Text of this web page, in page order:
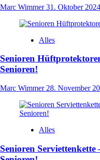
Marc Wimmer31. Oktober 2024
Alles
Senioren
Senioren!
Marc Wimmer 28. November
Alles
Senioren